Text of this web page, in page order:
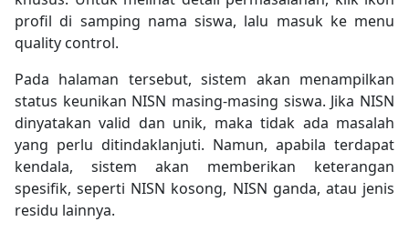
profil di samping nama siswa, lalu masuk ke menu
quality control.
Pada halaman tersebut, sistem akan menampilkan
status keunikan NISN masing-masing siswa. Jika NISN
dinyatakan valid dan unik, maka tidak ada masalah
yang perlu ditindaklanjuti. Namun, apabila terdapat
kendala, sistem akan memberikan keterangan
spesifik, seperti NISN kosong, NISN ganda, atau jenis
residu lainnya.